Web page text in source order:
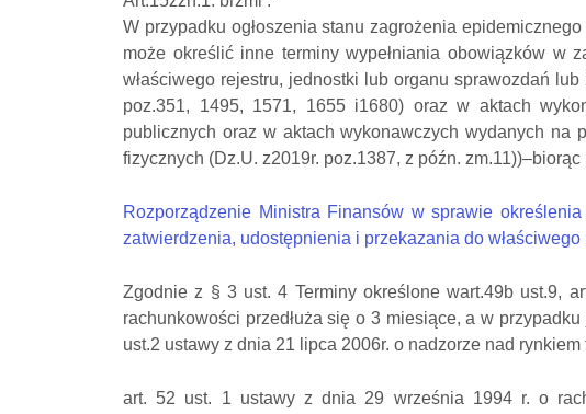
W przypadku ogłoszenia stanu zagrożenia
może określić inne terminy wypełniania obowiązków w
właściwego rejestru, jednostki lub organu sprawozdań
poz.351, 1495, 1571, 1655 i1680) oraz w aktach
publicznych oraz w aktach wykonawczych wydanych na
fizycznych (Dz.U. z2019r. poz.1387, z późn.
Rozporządzenie Ministra Finansów w sprawie
zatwierdzenia, udostępnienia i przekazania do
Zgodnie z § 3 ust. 4 Terminy określone wart.49b ust.9,
rachunkowości przedłuża się o 3 miesiące, a w
ust.2 ustawy z dnia 21 lipca 2006r. o nadzorze nad
art. 52 ust. 1 ustawy z dnia 29 września 1994 r. o